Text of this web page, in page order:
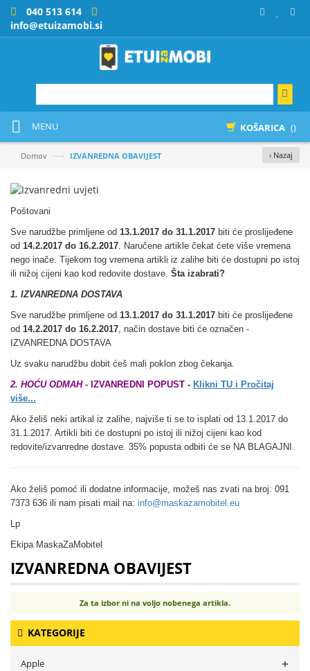
040 513 614
info@etuizamobi.si
KOŠARICA ()
MENU
‹ Nazaj
Domov —› IZVANREDNA OBAVIJEST
Poštovani
Sve narudžbe primljene od 13.1.2017 do 31.1.2017 biti će proslijeđene
od 14.2.2017 do 16.2.2017. Naručene artikle čekat ćete više vremena
nego inače. Tijekom tog vremena artikli iz zalihe biti će dostupni po istoj
ili nižoj cijeni kao kod redovite dostave. Šta izabrati?
1. IZVANREDNA DOSTAVA
Sve narudžbe primljene od 13.1.2017 do 31.1.2017 biti će proslijeđene
od 14.2.2017 do 16.2.2017, način dostave biti će označen -
IZVANREDNA DOSTAVA
Uz svaku narudžbu dobit ćeš mali poklon zbog čekanja.
2. HOĆU ODMAH- IZVANREDNI POPUST - Klikni TU i Pročitaj
više...
Ako želiš neki artikal iz zalihe, najviše ti se to isplati od 13.1.2017 do
31.1.2017. Artikli biti će dostupni po istoj ili nižoj cijeni kao kod
redovite/izvanredne dostave. 35% popusta odbiti će se NA BLAGAJNI.
Ako želiš pomoć ili dodatne informacije, možeš nas zvati na broj: 091
7373 636 ili nam pisati mail na: info@maskazamobitel.eu
Lp
Ekipa MaskaZaMobitel
IZVANREDNA OBAVIJEST
Za ta izbor ni na voljo nobenega artikla.
KATEGORIJE
Apple